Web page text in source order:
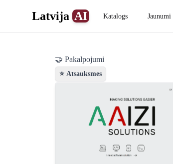
Latvija AI Katalogs Jaunumi
🤝 Pakalpojumi
⭐ Atsauksmes